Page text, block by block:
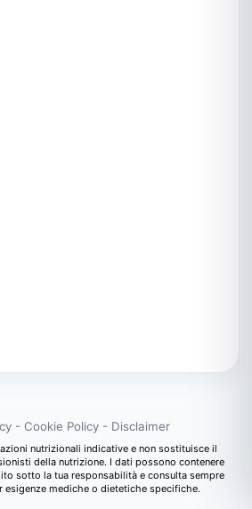
- Cookie Policy- Disclaimer
nutrizionali indicative e non sostituisce il
della nutrizione. I dati possono contenere
sotto la tua responsabilità e consulta sempre
esigenze mediche o dietetiche specifiche.